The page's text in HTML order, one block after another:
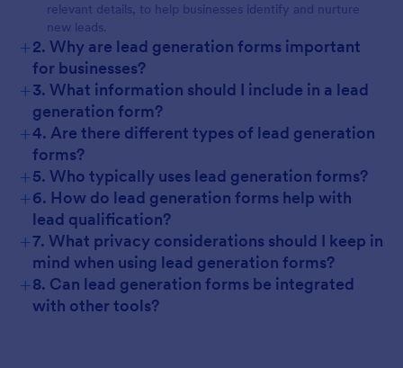
relevant details, to help businesses identify and nurture
new leads.
+2. Why are lead generation forms important
for businesses?
+3. What information should I include in a lead
generation form?
+4. Are there different types of lead generation
forms?
+5. Who typically uses lead generation forms?
+6. How do lead generation forms help with
lead qualification?
+7. What privacy considerations should I keep in
mind when using lead generation forms?
+8. Can lead generation forms be integrated
with other tools?